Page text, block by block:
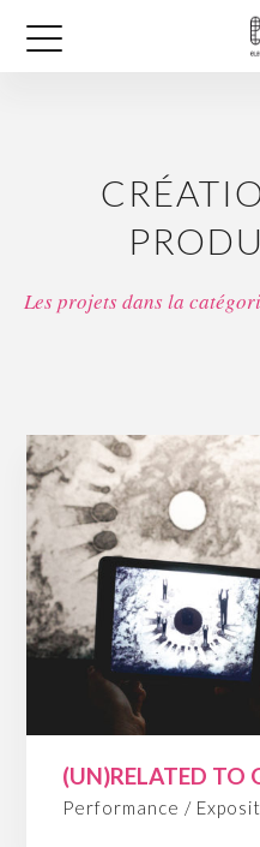
Les projets dans la
(UN)RELATED TO
Performance /